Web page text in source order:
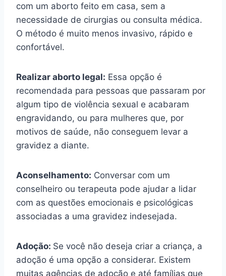
com um aborto feito em casa, sem a
necessidade de cirurgias ou consulta médica.
O método é muito menos invasivo, rápido e
confortável.
Realizar aborto legal: Essa opção é
recomendada para pessoas que passaram por
algum tipo de violência sexual e acabaram
engravidando, ou para mulheres que, por
motivos de saúde, não conseguem levar a
gravidez a diante.
Aconselhamento: Conversar com um
conselheiro ou terapeuta pode ajudar a lidar
com as questões emocionais e psicológicas
associadas a uma gravidez indesejada.
Adoção: Se você não deseja criar a criança, a
adoção é uma opção a considerar. Existem
muitas agências de adoção e até famílias que